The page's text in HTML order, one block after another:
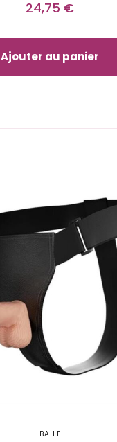
24,75 €
Ajouter au panier
BAILE